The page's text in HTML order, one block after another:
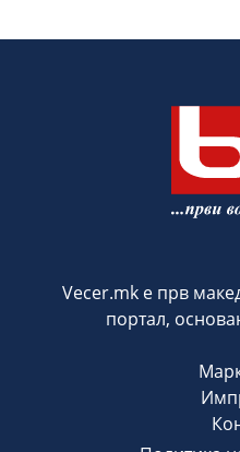
Vecer.mk е прв
портал,